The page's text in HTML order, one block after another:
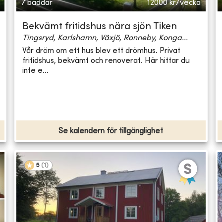
7 bäddar 12000 kr/vecka
Bekvämt fritidshus nära sjön Tiken
Tingsryd, Karlshamn, Växjö, Ronneby, Konga...
Vår dröm om ett hus blev ett drömhus. Privat
fritidshus, bekvämt och renoverat. Här hittar du
inte e...
Se kalendern för tillgänglighet
5 (1 )